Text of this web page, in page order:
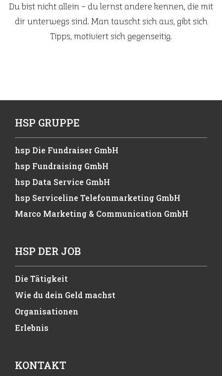
Du bist nicht allein – du lernst andere kennen, die mit
dir unterwegs sind. Man tauscht sich aus, gibt sich
Tipps, motiviert sich gegenseitig.
HSP GRUPPE
hsp Die Fundraiser GmbH
hsp Fundraising GmbH
hsp Data Service GmbH
hsp Serviceline Telefonmarketing GmbH
Marco Marketing & Communication GmbH
HSP DER JOB
Die Tätigkeit
Wie du dein Geld machst
Organisationen
Erlebnis
KONTAKT